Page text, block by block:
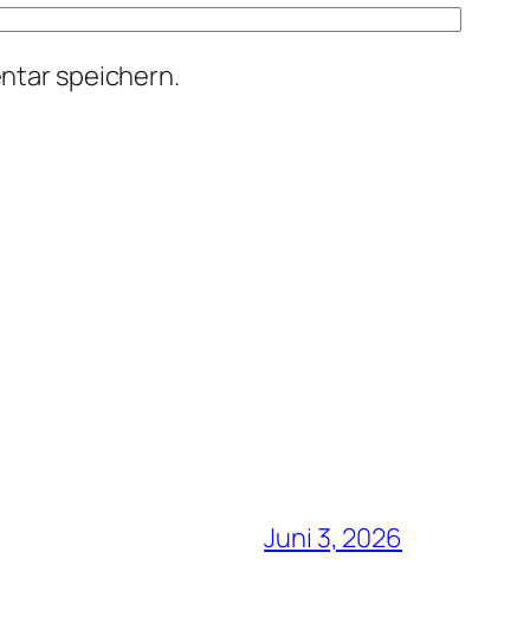
speichern.
Juni 3, 2026